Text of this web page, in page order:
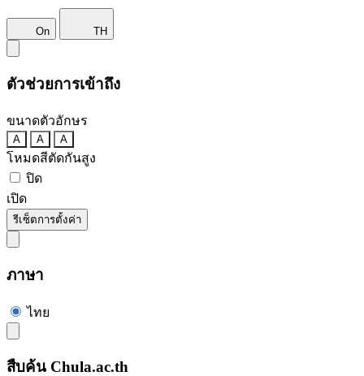
On TH
ตัวช่วยการเข้าถึง
ขนาดตัวอักษร
A A A
โหมดสีตัดกันสูง
ปิด
เปิด
รีเซ็ตการตั้งค่า
ภาษา
ไทย
สืบค้น Chula.ac.th